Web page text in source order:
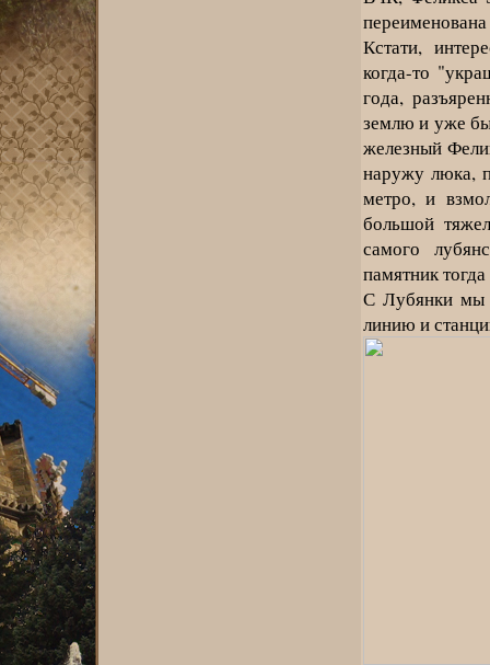
Кстати,
когда-то
года,
землю и уже
железный
наружу люка,
метро, и
большой
самого
памятник
С Лубянки мы
линию и